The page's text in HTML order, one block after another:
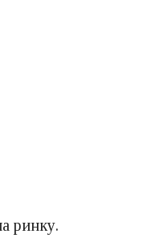
ринку.